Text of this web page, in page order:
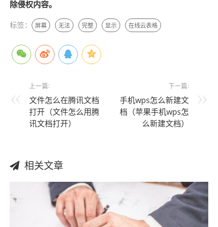
除侵权内容。
标签： 屏幕 无法 完整 显示 在线云表格
上一篇:
文件怎么在腾讯文档
打开（文件怎么用腾
讯文档打开）
下一篇:
手机wps怎么新建文
档（苹果手机wps怎
么新建文档）
相关文章